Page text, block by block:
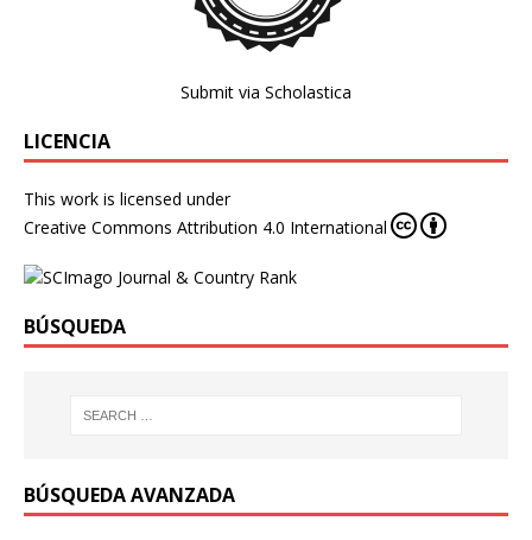
Submit via Scholastica
LICENCIA
This work is licensed under
Creative Commons Attribution 4.0 International
BÚSQUEDA
BÚSQUEDA AVANZADA